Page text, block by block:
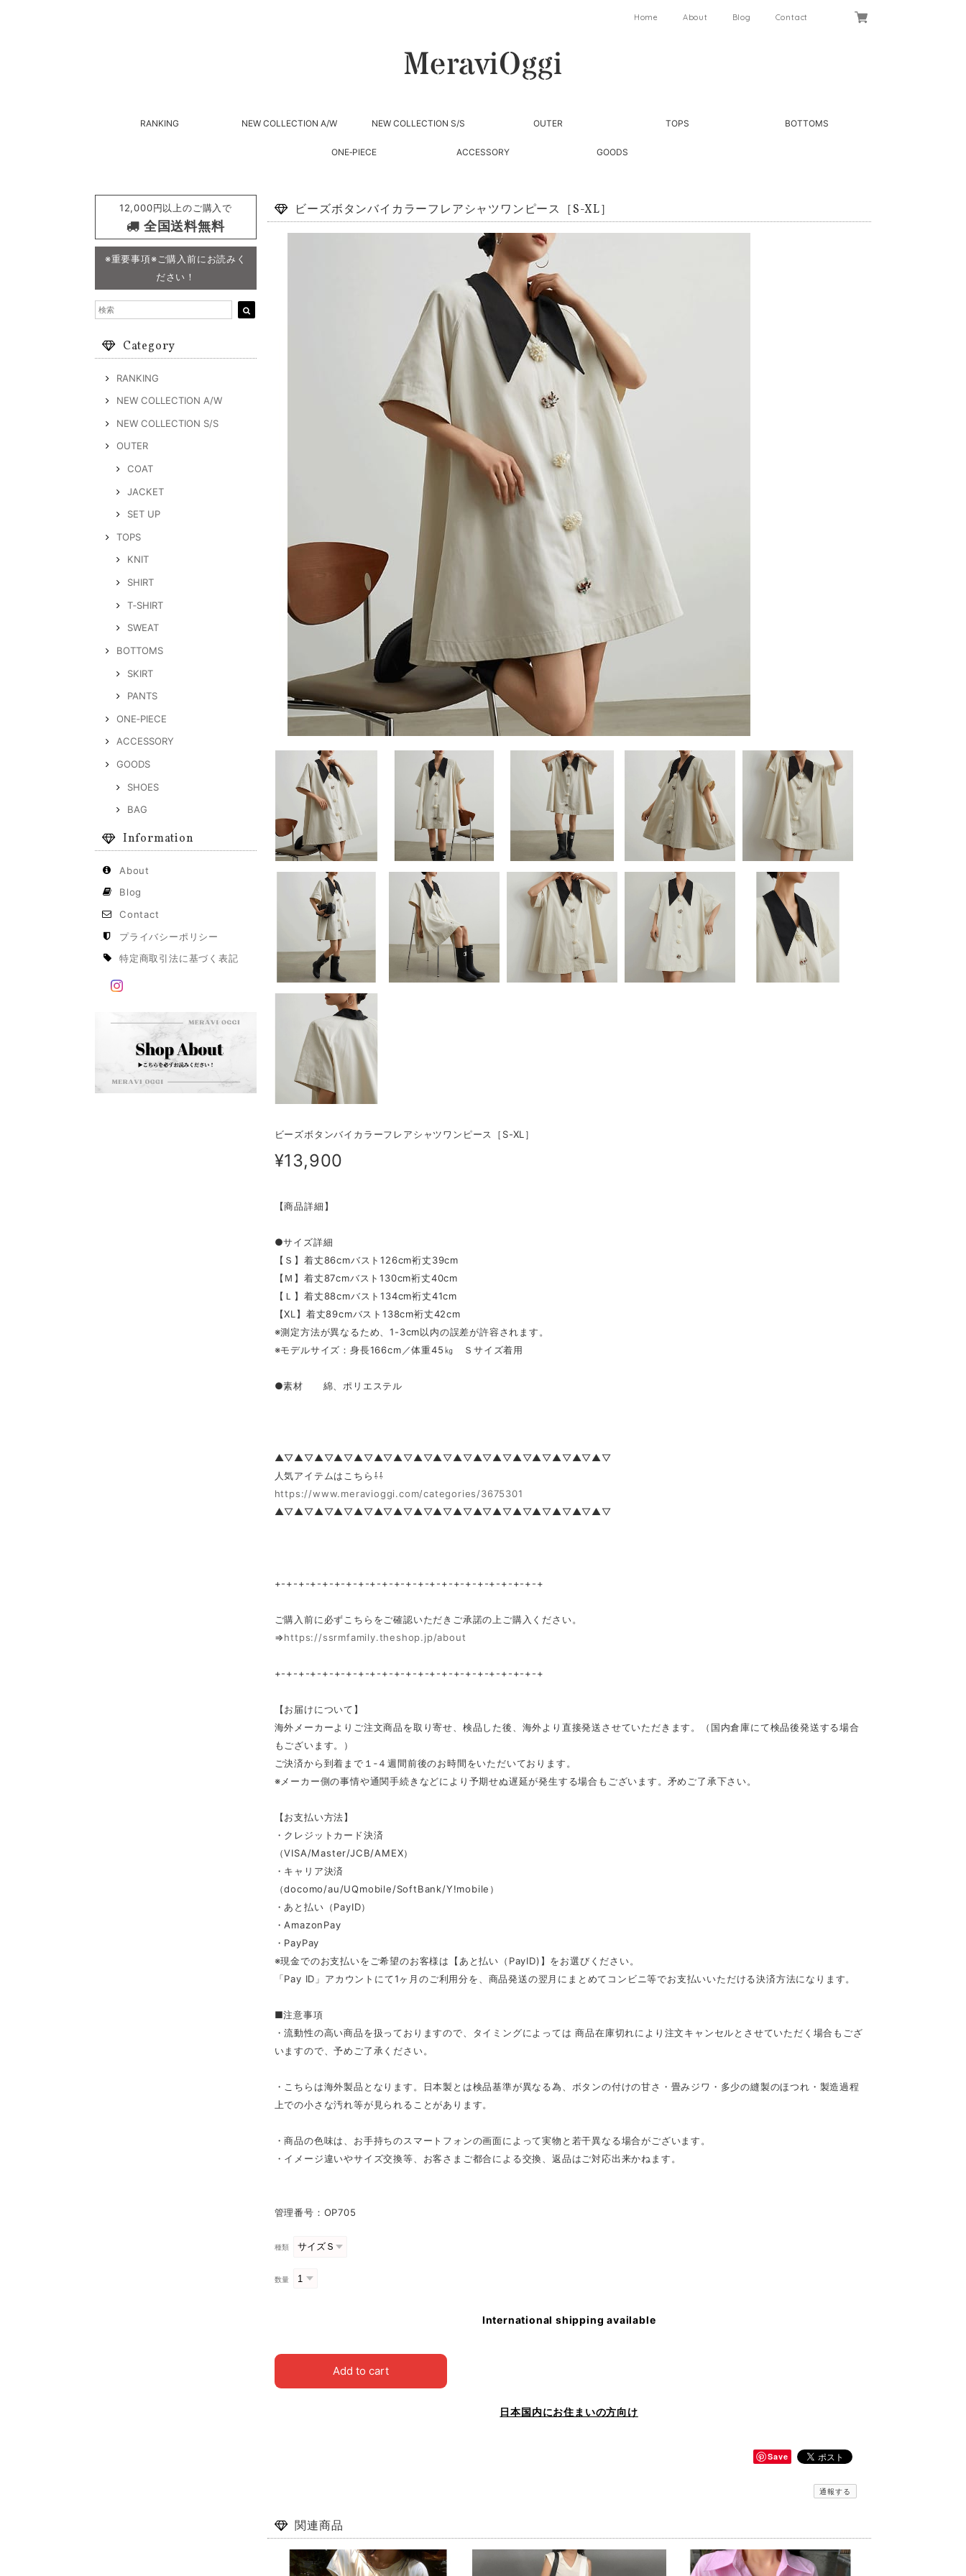
Home About Blog Contact
RANKING NEW COLLECTION A/W NEW COLLECTION S/S OUTER TOPS BOTTOMS
ONE‐PIECE ACCESSORY GOODS
12,000円以上のご購入で
全国送料無料
※重要事項※ご購入前にお読みく
ださい！
Category
RANKING
NEW COLLECTION A/W
NEW COLLECTION S/S
OUTER
COAT
JACKET
SET UP
TOPS
KNIT
SHIRT
T‐SHIRT
SWEAT
BOTTOMS
SKIRT
PANTS
ONE‐PIECE
ACCESSORY
GOODS
SHOES
BAG
Information
About
Blog
Contact
プライバシーポリシー
特定商取引法に基づく表記
ビーズボタンバイカラーフレアシャツワンピース［S-XL］
ビーズボタンバイカラーフレアシャツワンピース［S-XL］
¥13,900
【商品詳細】
●サイズ詳細
【Ｓ】着丈86cmバスト126cm裄丈39cm
【Ｍ】着丈87cmバスト130cm裄丈40cm
【Ｌ】着丈88cmバスト134cm裄丈41cm
【XL】着丈89cmバスト138cm裄丈42cm
※測定方法が異なるため、1-3cm以内の誤差が許容されます。
※モデルサイズ：身長166cm／体重45㎏ Ｓサイズ着用
●素材 綿、ポリエステル
▲▽▲▽▲▽▲▽▲▽▲▽▲▽▲▽▲▽▲▽▲▽▲▽▲▽▲▽▲▽▲▽▲▽
人気アイテムはこちら⇩⇩
https://www.meravioggi.com/categories/3675301
▲▽▲▽▲▽▲▽▲▽▲▽▲▽▲▽▲▽▲▽▲▽▲▽▲▽▲▽▲▽▲▽▲▽
+-+-+-+-+-+-+-+-+-+-+-+-+-+-+-+-+-+-+-+-+-+-+
ご購入前に必ずこちらをご確認いただきご承諾の上ご購入ください。
⇒https://ssrmfamily.theshop.jp/about
+-+-+-+-+-+-+-+-+-+-+-+-+-+-+-+-+-+-+-+-+-+-+
【お届けについて】
海外メーカーよりご注文商品を取り寄せ、検品した後、海外より直接発送させていただきます。（国内倉庫にて検品後発送する場合
もございます。）
ご決済から到着まで１‐４週間前後のお時間をいただいております。
※メーカー側の事情や通関手続きなどにより予期せぬ遅延が発生する場合もございます。矛めご了承下さい。
【お支払い方法】
・クレジットカード決済
（VISA/Master/JCB/AMEX）
・キャリア決済
（docomo/au/UQmobile/SoftBank/Y!mobile）
・あと払い（PayID）
・AmazonPay
・PayPay
※現金でのお支払いをご希望のお客様は【あと払い（PayID)】をお選びください。
「Pay ID」アカウントにて1ヶ月のご利用分を、商品発送の翌月にまとめてコンビニ等でお支払いいただける決済方法になります。
■注意事項
・流動性の高い商品を扱っておりますので、タイミングによっては 商品在庫切れにより注文キャンセルとさせていただく場合もござ
いますので、予めご了承ください。
・こちらは海外製品となります。日本製とは検品基準が異なる為、ボタンの付けの甘さ・畳みジワ・多少の縫製のほつれ・製造過程
上での小さな汚れ等が見られることがあります。
・商品の色味は、お手持ちのスマートフォンの画面によって実物と若干異なる場合がございます。
・イメージ違いやサイズ交換等、お客さまご都合による交換、返品はご対応出来かねます。
管理番号：OP705
種類
数量
International shipping available
Add to cart
日本国内にお住まいの方向け
Save
通報する
関連商品